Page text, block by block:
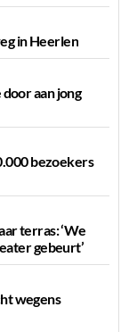
in Heerlen
aan jong
bezoekers
terras: ‘We
gebeurt’
wegens